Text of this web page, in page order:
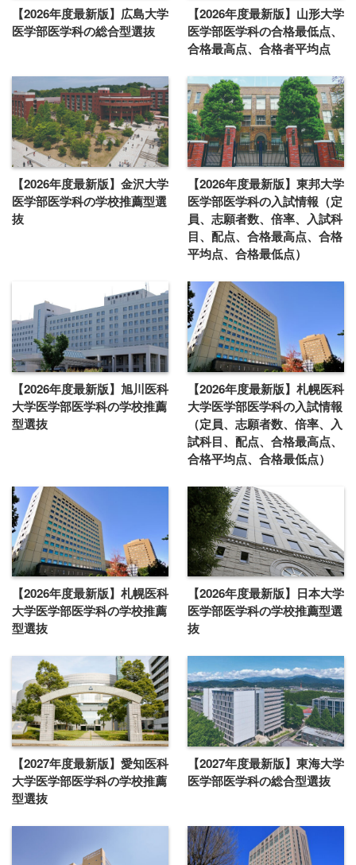
【2026年度最新版】広島大学
医学部医学科の総合型選抜
【2026年度最新版】山形大学
医学部医学科の合格最低点、
合格最高点、合格者平均点
【2026年度最新版】金沢大学
医学部医学科の学校推薦型選
抜
【2026年度最新版】東邦大学
医学部医学科の入試情報（定
員、志願者数、倍率、入試科
目、配点、合格最高点、合格
平均点、合格最低点）
【2026年度最新版】旭川医科
大学医学部医学科の学校推薦
型選抜
【2026年度最新版】札幌医科
大学医学部医学科の入試情報
（定員、志願者数、倍率、入
試科目、配点、合格最高点、
合格平均点、合格最低点）
【2026年度最新版】札幌医科
大学医学部医学科の学校推薦
型選抜
【2026年度最新版】日本大学
医学部医学科の学校推薦型選
抜
【2027年度最新版】愛知医科
大学医学部医学科の学校推薦
型選抜
【2027年度最新版】東海大学
医学部医学科の総合型選抜